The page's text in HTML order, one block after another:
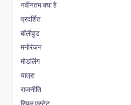
नवीनतम क्या है
प्रदर्शित
बॉलीवुड
मनोरंजन
मोडलिंग
यात्रा
राजनीति